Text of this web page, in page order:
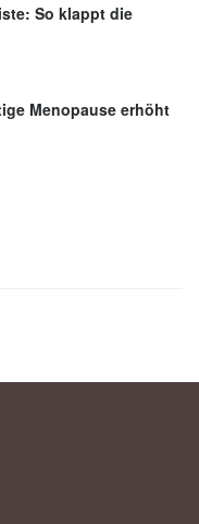
So klappt die
Menopause erhöht